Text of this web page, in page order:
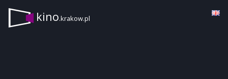
kino.krakow.pl